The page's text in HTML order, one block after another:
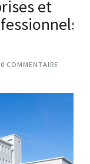
et
0 COMMENTAIRE